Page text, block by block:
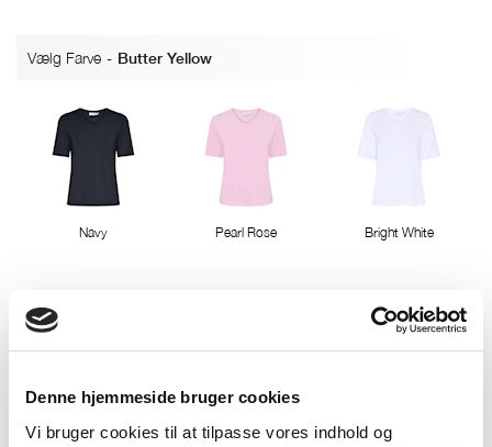
Denne hjemmeside bruger cookies
Vi bruger cookies til at tilpasse vores indhold og
Vælg Farve - Butter Yellow
Navy Pearl Rose Bright White